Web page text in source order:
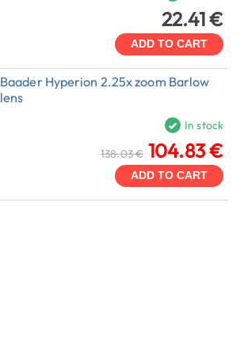
22.41 €
ADD TO CART
Baader Hyperion 2.25x zoom Barlow
lens
In stock
138.03 € 104.83 €
ADD TO CART